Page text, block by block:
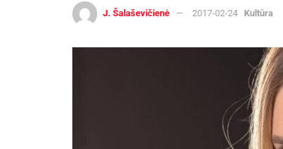
J. Šalaševičienė 2017-02-24 Kultūra